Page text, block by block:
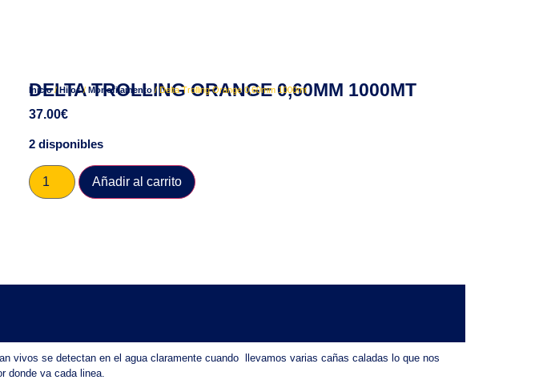
DELTA TROLLING ORANGE 0,60MM 1000MT
Inicio/ Hilos/ Monofilamento / Delta Trolling Orange 0,60mm 1000mt
37.00€
2 disponibles
Añadir al carrito
vivos se detectan en el agua claramente cuando llevamos varias cañas caladas lo que nos
donde va cada linea.